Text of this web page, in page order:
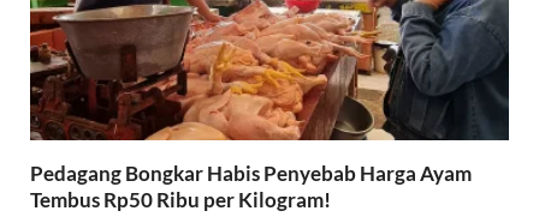
Pedagang Bongkar Habis Penyebab Harga Ayam
Tembus Rp50 Ribu per Kilogram!